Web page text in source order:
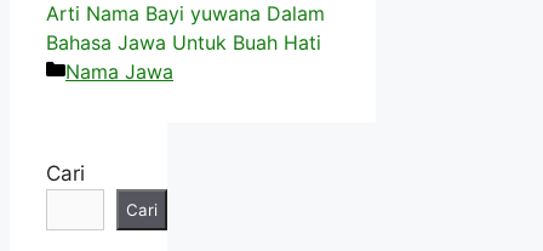
Arti Nama Bayi yuwana Dalam
Bahasa Jawa Untuk Buah Hati
Kategori
Nama Jawa
Cari
Cari